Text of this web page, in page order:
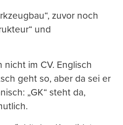
zuvor noch
und
im CV. Englisch
geht so, aber da sei er
„GK“ steht da,